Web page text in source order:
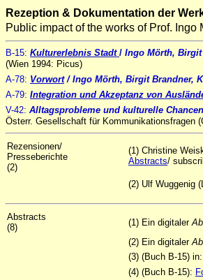
Rezeption & Dokumentation der
Public impact of the works of Prof. Ingo
B-15: Kulturerlebnis Stadt / Ingo Mörth, Birgit
(Wien 1994: Picus)
A-78: Vorwort / Ingo Mörth, Birgit Brandner,
A-79: Integration und Akzeptanz von
V-42: Alltagsprobleme und kulturelle
Österr. Gesellschaft für Kommunikationsfragen
Rezensionen/
Presseberichte
(2)
(1) Christine
Abstracts/
(2) Ulf Wuggenig
Abstracts
(8)
(1) Ein digitaler
(2) Ein digitaler
(3) (Buch B-15)
(4) (Buch B-15):